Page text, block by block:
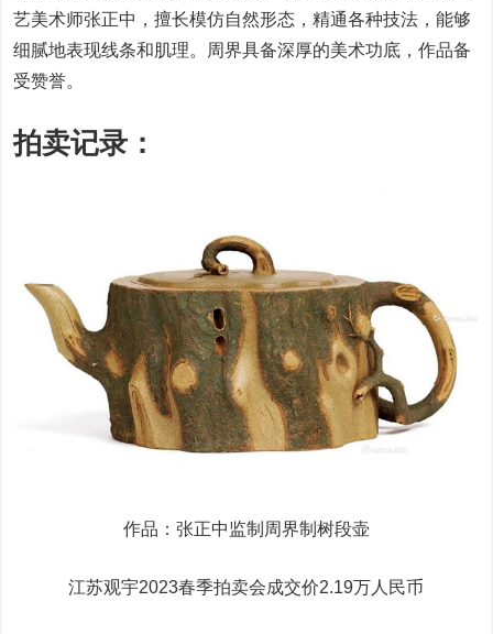
艺美术师张正中，擅长模仿自然形态，精通各种技法，能够
细腻地表现线条和肌理。周界具备深厚的美术功底，作品备
受赞誉。
拍卖记录：
作品：张正中监制周界制树段壶
江苏观宇2023春季拍卖会成交价2.19万人民币